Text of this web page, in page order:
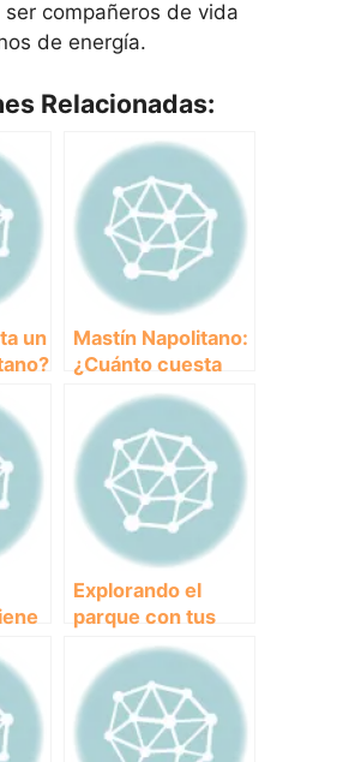
compañeros de vida
de energía.
Relacionadas:
un
Mastín Napolitano:
¿Cuánto cuesta
impresionante
raza de perro?
Explorando el
parque con tus
cachorros:
Consejos para una
experiencia
divertida y segura